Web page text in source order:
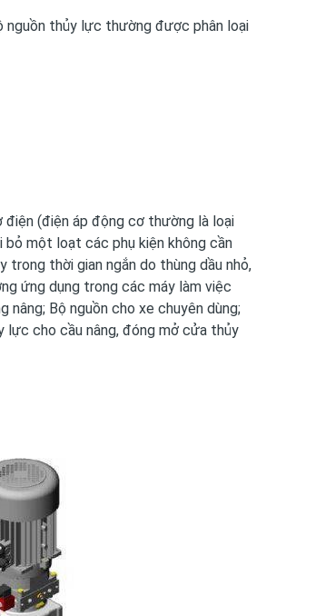
55,990,000đ
83,450,000đ
nguồn thủy lực thường được phân loại
(điện áp động cơ thường là loại
bỏ một loạt các phụ kiện không cần
thời gian ngắn do thùng dầu nhỏ,
ứng dụng trong các máy làm việc
nâng; Bộ nguồn cho xe chuyên dùng;
lực cho cầu nâng, đóng mở cửa thủy